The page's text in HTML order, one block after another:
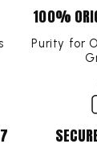
100%
Purity for